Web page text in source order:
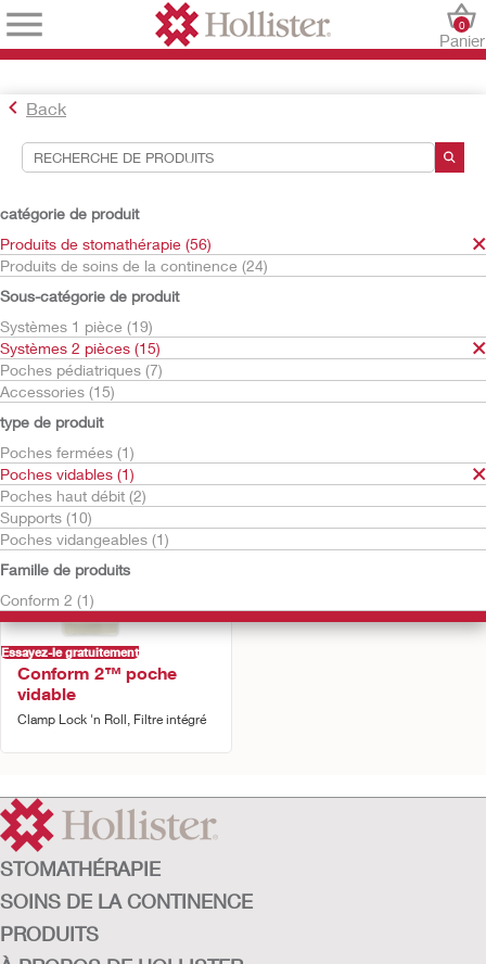
Panier
0
Back
catégorie de produit
Produits de stomathérapie (56)
Produits de soins de la continence (24)
Sous-catégorie de produit
Systèmes 1 pièce (19)
Systèmes 2 pièces (15)
Poches pédiatriques (7)
Accessories (15)
type de produit
Poches fermées (1)
Poches vidables (1)
Poches haut débit (2)
Supports (10)
Poches vidangeables (1)
Famille de produits
Conform 2 (1)
Outils de recherche
Vos sélections:
Produits de stomathérapie
Systèmes 2 pièces
Poches vidables
Votre sélection correspond à
Trier par:
Essayez-le gratuitement
Conform 2™ poche
vidable
Clamp Lock 'n Roll, Filtre intégré
STOMATHÉRAPIE
SOINS DE LA CONTINENCE
PRODUITS